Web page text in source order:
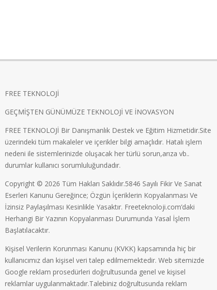
FREE TEKNOLOJİ
GEÇMİŞTEN GÜNÜMÜZE TEKNOLOJİ VE İNOVASYON
FREE TEKNOLOJİ Bir Danışmanlık Destek ve Eğitim Hizmetidir.Site
üzerindeki tüm makaleler ve içerikler bilgi amaçlıdır. Hatalı işlem
nedeni ile sistemlerinizde oluşacak her türlü sorun,arıza vb..
durumlar kullanıcı sorumluluğundadır.
Copyright © 2026 Tüm Hakları Saklıdır.5846 Sayılı Fikir Ve Sanat
Eserleri Kanunu Gereğince; Özgün İçeriklerin Kopyalanması Ve
İzinsiz Paylaşılması Kesinlikle Yasaktır. Freeteknoloji.com’daki
Herhangi Bir Yazının Kopyalanması Durumunda Yasal İşlem
Başlatılacaktır.
Kişisel Verilerin Korunması Kanunu (KVKK) kapsamında hiç bir
kullanıcımız dan kişisel veri talep edilmemektedir. Web sitemizde
Google reklam prosedürleri doğrultusunda genel ve kişisel
reklamlar uygulanmaktadır.Talebiniz doğrultusunda reklam